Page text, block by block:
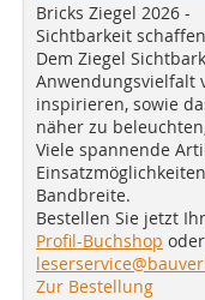
Bricks Ziegel 2026 -
Sichtbarkeit schaffen
Dem Ziegel
Anwendungsvielfalt
inspirieren, sowie
näher zu
Viele spannende
Bandbreite.
Bestellen Sie jetzt
Profil-Buchshop
Zur Bestellung